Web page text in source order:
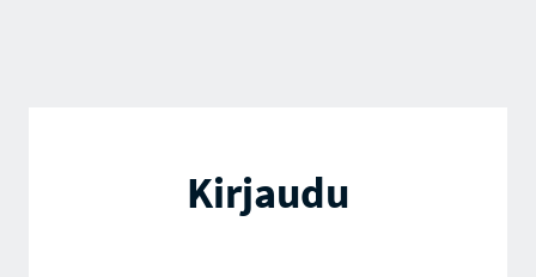
Kirjaudu